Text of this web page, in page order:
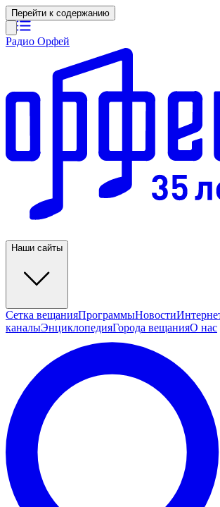
Перейти к содержанию
Радио Орфей
Наши сайты
Сетка вещанияПрограммыНовости
каналыЭнциклопедияГорода вещанияО нас